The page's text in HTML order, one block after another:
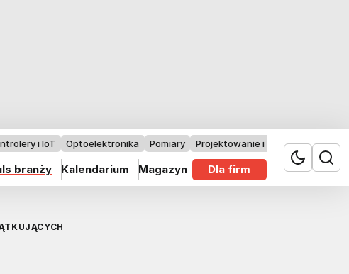
i IoT Optoelektronika Pomiary Projektowanie i badania
branży Kalendarium Magazyn Dla firm